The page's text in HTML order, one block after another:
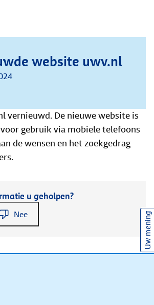
website uwv.nl
vernieuwd. De nieuwe website is
gebruik via mobiele telefoons
de wensen en het zoekgedrag
u geholpen?
Nee Uw mening